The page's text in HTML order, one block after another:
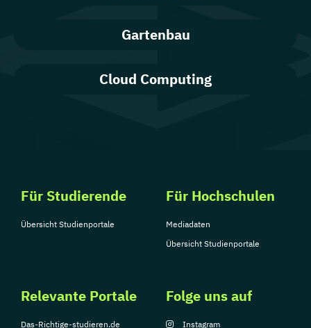
Gartenbau
Cloud Computing
Für Studierende
Übersicht Studienportale
Für Hochschulen
Mediadaten
Übersicht Studienportale
Relevante Portale
Das-Richtige-studieren.de
Folge uns auf
Instagram